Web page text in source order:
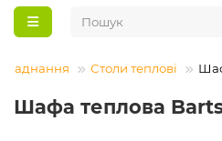
Столи теплові
Шафа теплова